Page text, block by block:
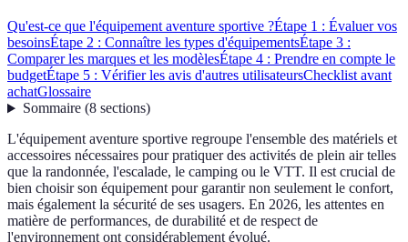
Qu'est-ce que l'équipement aventure sportive ?Étape 1 : Évaluer vos
besoinsÉtape 2 : Connaître les types d'équipementsÉtape 3 :
Comparer les marques et les modèlesÉtape 4 : Prendre en compte le
budgetÉtape 5 : Vérifier les avis d'autres utilisateursChecklist avant
achatGlossaire
Sommaire(8 sections)
L'équipement aventure sportive regroupe l'ensemble des matériels et
accessoires nécessaires pour pratiquer des activités de plein air telles
que la randonnée, l'escalade, le camping ou le VTT. Il est crucial de
bien choisir son équipement pour garantir non seulement le confort,
mais également la sécurité de ses usagers. En 2026, les attentes en
matière de performances, de durabilité et de respect de
l'environnement ont considérablement évolué.